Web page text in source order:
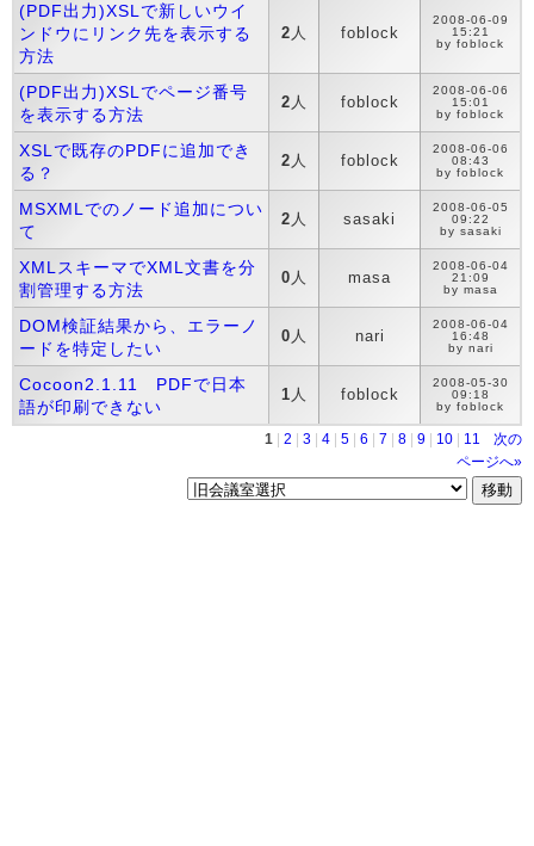
(PDF出力)XSLで新しいウイ
ンドウにリンク先を表示する
方法
2 人 foblock
2008-06-09
15:21
by foblock
(PDF出力)XSLでページ番号
を表示する方法
2 人 foblock
2008-06-06
15:01
by foblock
XSLで既存のPDFに追加でき
る？
2 人 foblock
2008-06-06
08:43
by foblock
MSXMLでのノード追加につい
て
2 人 sasaki
2008-06-05
09:22
by sasaki
XMLスキーマでXML文書を分
割管理する方法
0 人 masa
2008-06-04
21:09
by masa
DOM検証結果から、エラーノ
ードを特定したい
0 人 nari
2008-06-04
16:48
by nari
Cocoon2.1.11 PDFで日本
語が印刷できない
1 人 foblock
2008-05-30
09:18
by foblock
1 2 3 4 5 6 7 8 9 10 11
次の
ページへ»